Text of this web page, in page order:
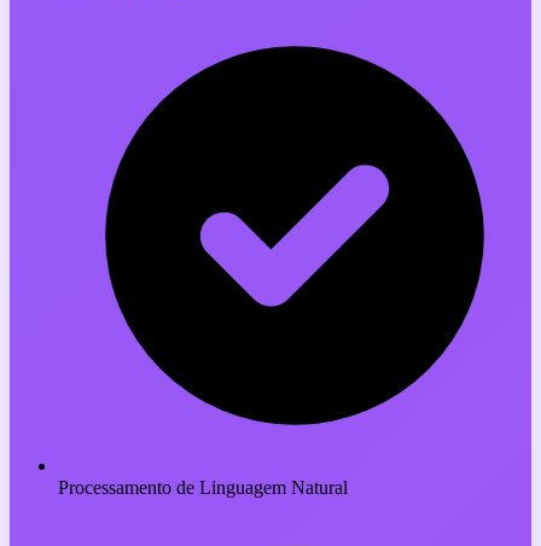
Processamento de Linguagem Natural